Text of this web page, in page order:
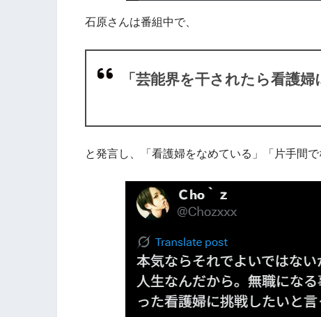
石原さんは番組中で、
「芸能界を干されたら看護婦
と発言し、「看護婦をなめている」「片手間